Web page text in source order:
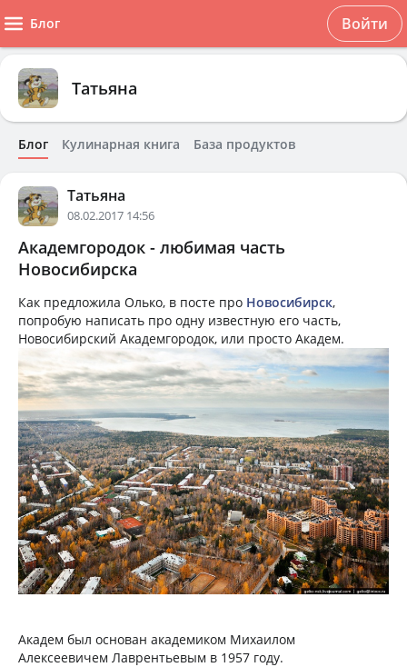
Блог Войти
Татьяна
Блог Кулинарная книга База продуктов
Татьяна
08.02.2017 14:56
Академгородок - любимая часть
Новосибирска
Как предложила Олько, в посте про Новосибирск,
попробую написать про одну известную его часть,
Новосибирский Академгородок, или просто Академ.
Академ был основан академиком Михаилом
Алексеевичем Лаврентьевым в 1957 году.